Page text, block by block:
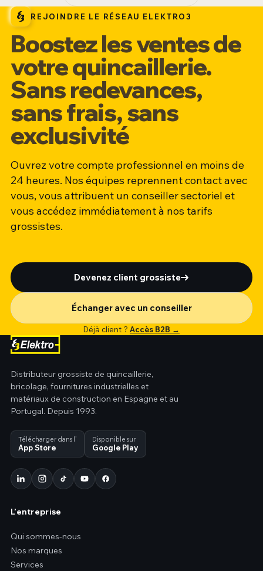
REJOINDRE LE RÉSEAU ELEKTRO3
Boostez les ventes de
votre quincaillerie.
Sans redevances,
sans frais, sans
exclusivité
Ouvrez votre compte professionnel en moins de
24 heures. Nos équipes reprennent contact avec
vous, vous attribuent un conseiller sectoriel et
vous accédez immédiatement à nos tarifs
grossistes.
Devenez client grossiste
Échanger avec un conseiller
Déjà client ? Accès B2B →
Distributeur grossiste de quincaillerie,
bricolage, fournitures industrielles et
matériaux de construction en Espagne et au
Portugal. Depuis 1993.
Télécharger dans l’
App Store
Disponible sur
Google Play
L’entreprise
Qui sommes-nous
Nos marques
Services